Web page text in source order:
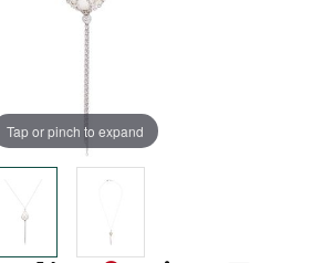
Tap or pinch to expand